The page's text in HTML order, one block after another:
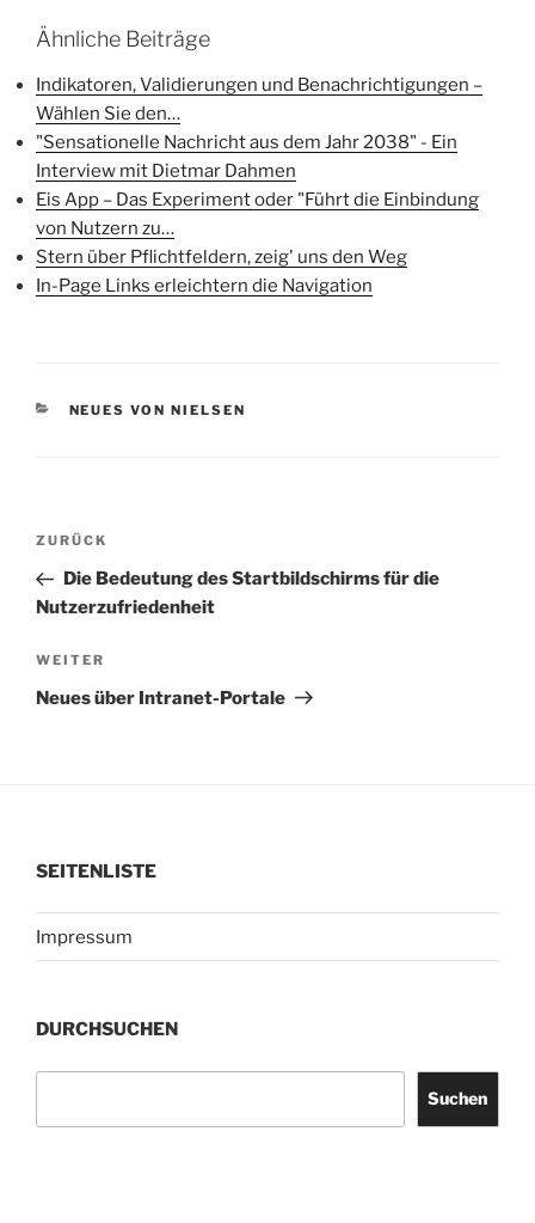
Ähnliche Beiträge
Indikatoren, Validierungen und Benachrichtigungen –
Wählen Sie den…
"Sensationelle Nachricht aus dem Jahr 2038" - Ein
Interview mit Dietmar Dahmen
Eis App – Das Experiment oder "Führt die Einbindung
von Nutzern zu…
Stern über Pflichtfeldern, zeig' uns den Weg
In-Page Links erleichtern die Navigation
KATEGORIEN
NEUES VON NIELSEN
Beitragsnavigation
Vorheriger
Beitrag
ZURÜCK
Die Bedeutung des Startbildschirms für die
Nutzerzufriedenheit
Nächster
Beitrag
WEITER
Neues über Intranet-Portale
SEITENLISTE
Impressum
DURCHSUCHEN
Suchen